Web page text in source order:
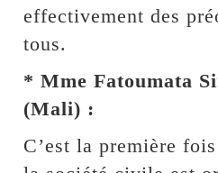
effectivement des
tous.
* Mme Fatoumata
(Mali) :
C’est la première